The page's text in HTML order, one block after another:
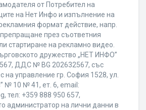
от Потребител на
на Нет Инфо и изпълнение на
формат действие, напр.
през съответния
стартиране на рекламно видео.
дружество „НЕТ ИНФО”
ДДС № BG 202632567, със
на управление гр. София 1528, ул.
№ 10 № 41, ет. 6, еmail:
тел: +359 888 950 657,
администратор на лични данни в